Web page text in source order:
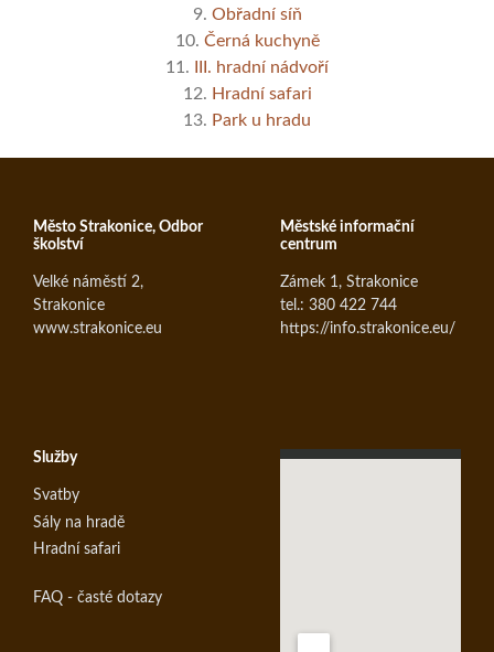
9. Obřadní síň
10. Černá kuchyně
11.
III. hradní nádvoří
12. Hradní safari
13. Park u hradu
Město Strakonice, Odbor
školství
Velké náměstí 2,
Strakonice
www.strakonice.eu
Městské informační
centrum
Zámek 1, Strakonice
tel.: 380 422 744
https://info.strakonice.eu/
Služby
Svatby
Sály na hradě
Hradní safari
FAQ - časté dotazy